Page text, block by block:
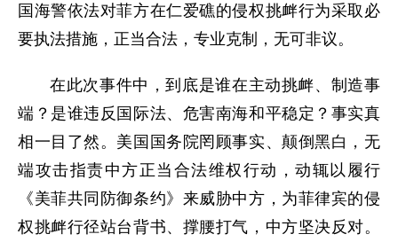
国海警依法对菲方在仁爱礁的侵权挑衅行为采取必
要执法措施，正当合法，专业克制，无可非议。
在此次事件中，到底是谁在主动挑衅、制造事
端？是谁违反国际法、危害南海和平稳定？事实真
相一目了然。美国国务院罔顾事实、颠倒黑白，无
端攻击指责中方正当合法维权行动，动辄以履行
《美菲共同防御条约》来威胁中方，为菲律宾的侵
权挑衅行径站台背书、撑腰打气，中方坚决反对。